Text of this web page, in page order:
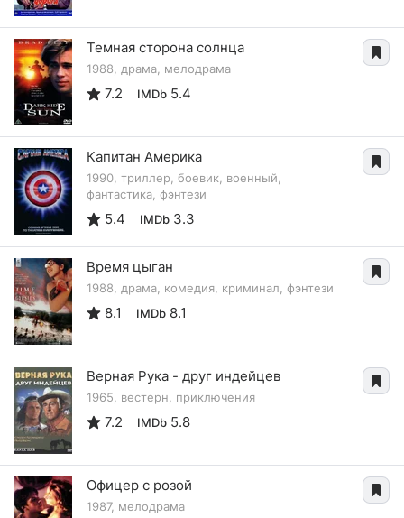
Темная сторона солнца
1988, драма, мелодрама
7.2 IMDb 5.4
Капитан Америка
1990, триллер, боевик, военный,
фантастика, фэнтези
5.4 IMDb 3.3
Время цыган
1988, драма, комедия, криминал, фэнтези
8.1 IMDb 8.1
Верная Рука - друг индейцев
1965, вестерн, приключения
7.2 IMDb 5.8
Офицер с розой
1987, мелодрама